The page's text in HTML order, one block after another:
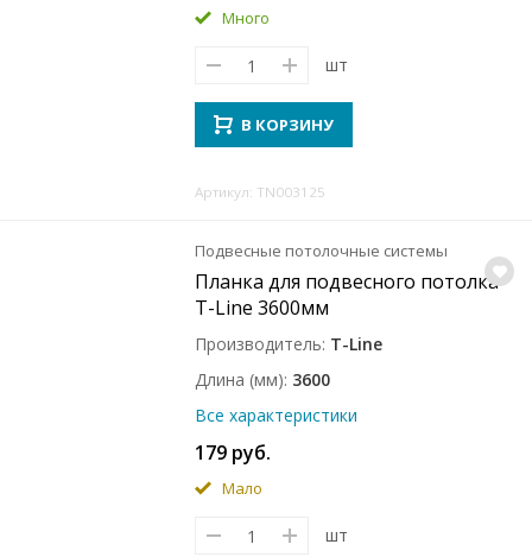
Много
шт
В КОРЗИНУ
Артикул: TN003125
Подвесные потолочные системы
Планка для подвесного потолка
T-Line 3600мм
Производитель T-Line
Длина (мм) 3600
Все характеристики
179 руб.
Мало
шт